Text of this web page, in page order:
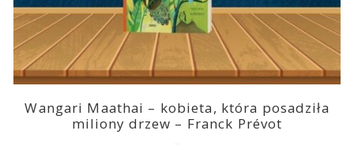
Wangari Maathai – kobieta, która posadziła
miliony drzew – Franck Prévot